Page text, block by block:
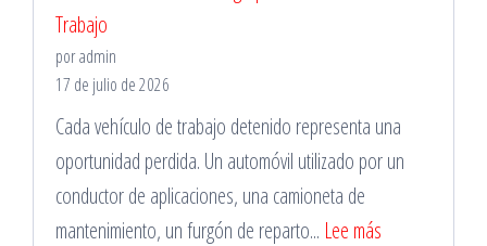
Trabajo
por admin
17 de julio de 2026
Cada vehículo de trabajo detenido representa una
oportunidad perdida. Un automóvil utilizado por un
conductor de aplicaciones, una camioneta de
mantenimiento, un furgón de reparto... Lee más